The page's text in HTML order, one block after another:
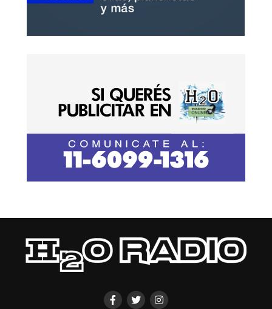
cuando uno sale a la calle no sabe con quién se cruza.
Los chicos se hacen grandes muy rápido, se creen
El extraño episodio que sufrió el abuelo de Brenda y
Morena, víctimas del triple crimen de Florencio Varela
La causa pasó al fuero federal, una decisión que generó
como los parientes de Lara, se oponen al cambio.